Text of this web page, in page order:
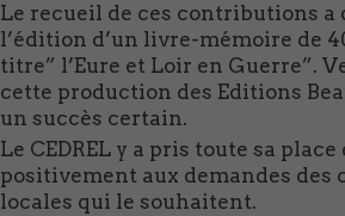
Le recueil de ces contributions a
l’édition d’un livre-mémoire de
titre” l’Eure et Loir en Guerre”.
cette production des Editions
un succès certain.
Le CEDREL y a pris toute sa
positivement aux demandes des
locales qui le souhaitent.